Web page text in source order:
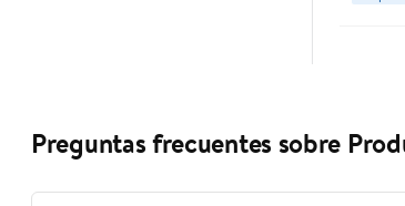
Preguntas frecuentes sobre